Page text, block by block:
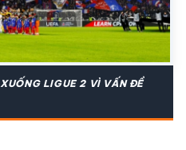
LIGUE 2 VÌ VẤN ĐỀ